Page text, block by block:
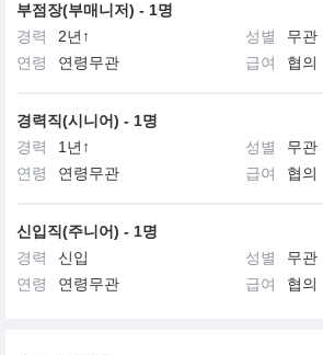
부점장(부매니저) - 1명
경력
2년↑ 성별
무관
연령
연령무관 급여 협의
경력직(시니어) - 1명
경력
1년↑ 성별
무관
연령
연령무관 급여 협의
신입직(주니어) - 1명
경력
신입 성별
무관
연령
연령무관 급여 협의